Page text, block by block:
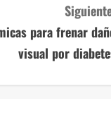
para frenar
visual por